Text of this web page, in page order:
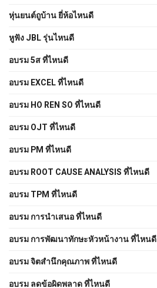
หุ่นยนต์ถูบ้าน ยี่ห้อไหนดี
หูฟัง JBL รุ่นไหนดี
อบรม 5ส ที่ไหนดี
อบรม EXCEL ที่ไหนดี
อบรม HO REN SO ที่ไหนดี
อบรม OJT ที่ไหนดี
อบรม PM ที่ไหนดี
อบรม ROOT CAUSE ANALYSIS ที่ไหนดี
อบรม TPM ที่ไหนดี
อบรม การนำเสนอ ที่ไหนดี
อบรม การพัฒนาทักษะหัวหน้างาน ที่ไหนดี
อบรม จิตสำนึกคุณภาพ ที่ไหนดี
อบรม ลดข้อผิดพลาด ที่ไหนดี